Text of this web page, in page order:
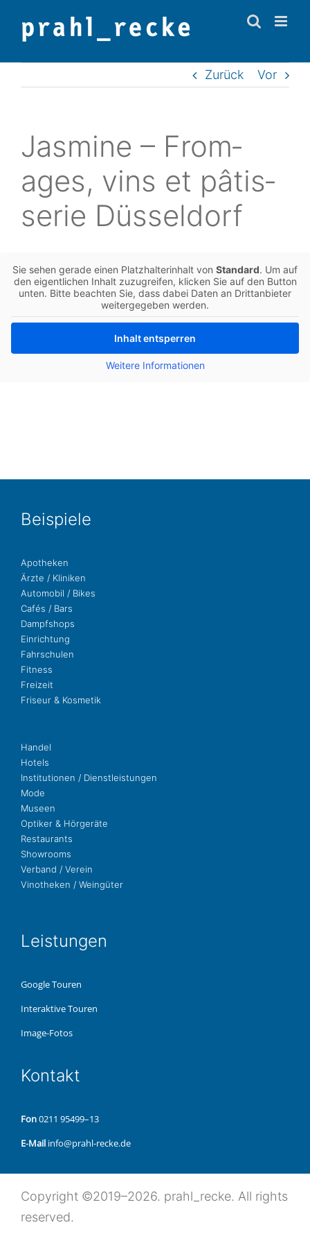
Inhalt
Zurück
Vor
Jas­mi­ne – From­
ages, vins et pâtis­
se­rie Düsseldorf
Sie sehen gerade einen Platz­hal­ter­in­halt von Stan­dard. Um auf
den eigent­li­chen Inhalt zuzu­grei­fen, kli­cken Sie auf den Button
unten. Bitte beach­ten Sie, dass dabei Daten an Dritt­an­bie­ter
wei­ter­ge­ge­ben werden.
Inhalt ent­sper­ren
Wei­te­re Infor­ma­tio­nen
Bei­spie­le
Apo­the­ken
Ärzte / Kliniken
Auto­mo­bil / Bikes
Cafés / Bars
Dampf­shops
Ein­rich­tung
Fahr­schu­len
Fit­ness
Freizeit
Fri­seur & Kosmetik
Handel
Hotels
Insti­tu­tio­nen / Dienstleistungen
Mode
Museen
Opti­ker & Hörgeräte
Restau­rants
Show­rooms
Ver­band / Verein
Vino­the­ken / Weingüter
Leis­tun­gen
Google Touren
Inter­ak­ti­ve Touren
Image-Fotos
Kon­takt
Fon0211 95499–13
E‑Mail info@prahl-recke.de
Copy­right ©2019–2026. prahl_recke. All rights
reserved.